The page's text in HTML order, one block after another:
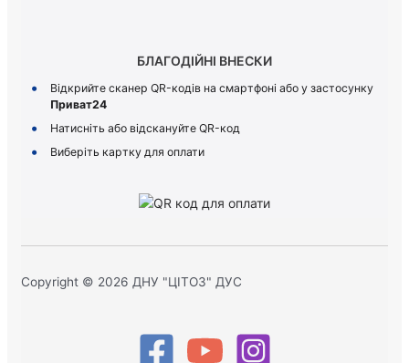
БЛАГОДІЙНІ ВНЕСКИ
Відкрийте сканер QR-кодів на смартфоні або у застосунку
Приват24
Натисніть або відскануйте QR-код
Виберіть картку для оплати
Copyright © 2026 ДНУ "ЦІТОЗ" ДУС